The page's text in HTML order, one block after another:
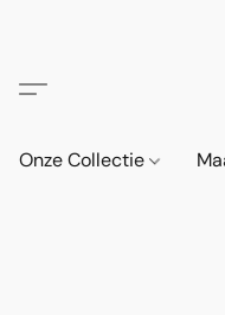
Onze Collectie